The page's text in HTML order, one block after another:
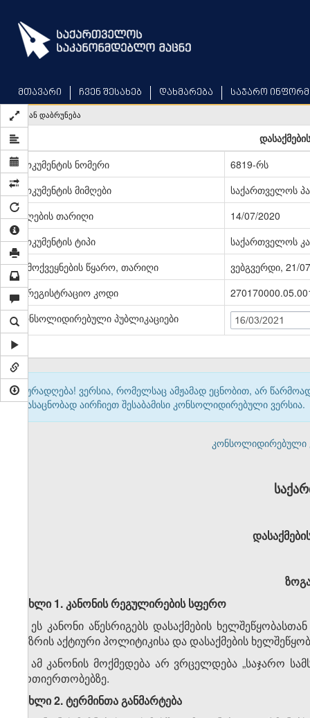
main
content
მთავარი ჩვენ შესახებ დახმარება საჯარო
უკან დაბრუნება
დოკუმენტის ნომერი
6819-რს
დოკუმენტის მიმღები
საქართველოს
მიღების თარიღი
14/07/2020
დოკუმენტის ტიპი
საქართველოს
გამოქვეყნების წყარო, თარიღი
ვებგვერდი, 21/
სარეგისტრაციო კოდი
კონსოლიდირებული პუბლიკაციები
16/03/2021
ყურადღება! ვერსია, რომელსაც ამჟამად ეცნობით, არ
გასაცნობად აირჩიეთ შესაბამისი კონსოლიდირებული ვერსია.
კონსოლიდირებული
მუხლი 1. კანონის რეგულირების სფერო
1. ეს კანონი აწესრიგებს დასაქმების
ბაზრის აქტიური პოლიტიკისა და დასაქმების
2. ამ კანონის მოქმედება არ ვრცელდება „საჯარო
ურთიერთობებზე.
მუხლი2.ტერმინთაგანმარტება